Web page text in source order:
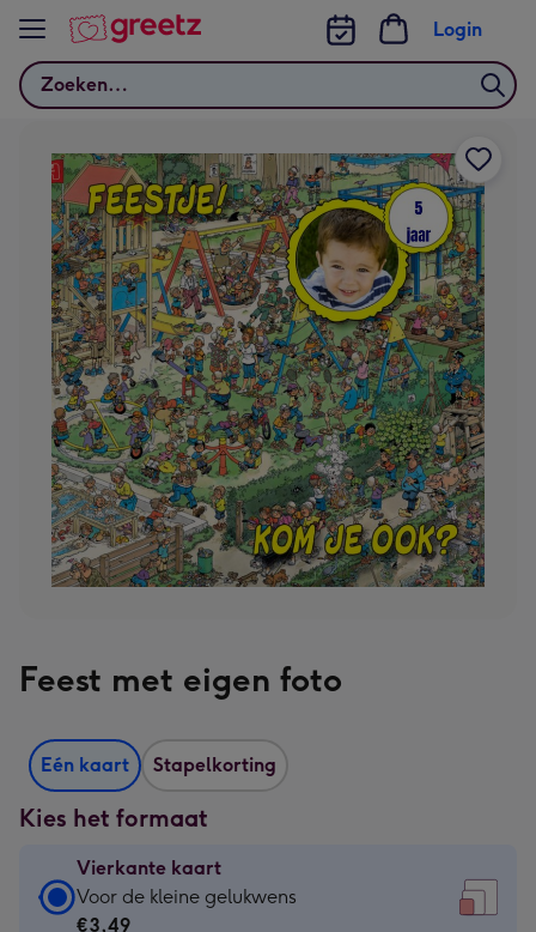
Bekijk meer
Zoeken
Login
Feest met eigen foto
Eén kaart Stapelkorting
Kies het formaat
Vierkante kaart
Vierkante
kaart
Voor de kleine gelukwens
€3,49